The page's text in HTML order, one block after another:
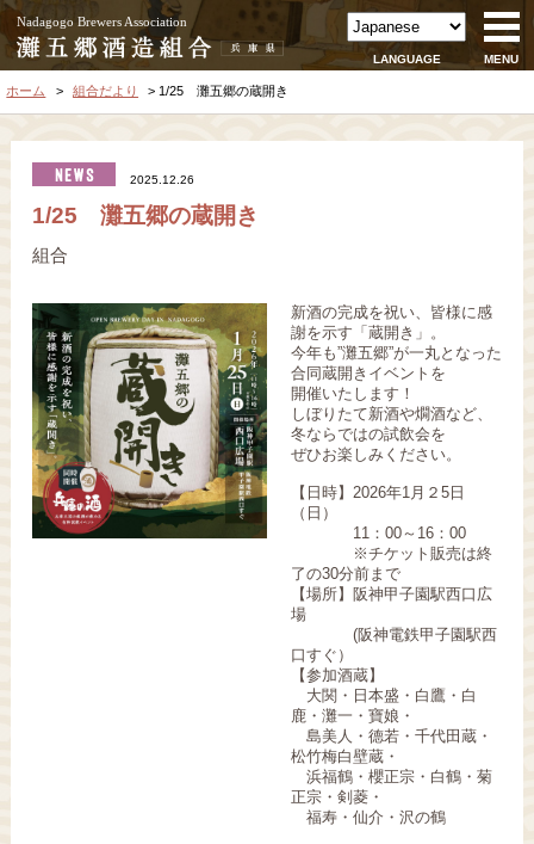
Nadagogo Brewers Association
LANGUAGE MENU
ホーム 組合だより 1/25 灘五郷の蔵開き
2025.12.26
1/25 灘五郷の蔵開き
組合
新酒の完成を祝い、皆様に感
謝を示す「蔵開き」。
今年も”灘五郷”が一丸となった
合同蔵開きイベントを
開催いたします！
しぼりたて新酒や燗酒など、
冬ならではの試飲会を
ぜひお楽しみください。
【日時】2026年1月２5日
（日）
11：00～16：00
※チケット販売は終
了の30分前まで
【場所】阪神甲子園駅西口広
場
(阪神電鉄甲子園駅西
口すぐ）
【参加酒蔵】
大関・日本盛・白鷹・白
鹿・灘一・寶娘・
島美人・德若・千代田蔵・
松竹梅白壁蔵・
浜福鶴・櫻正宗・白鶴・菊
正宗・剣菱・
福寿・仙介・沢の鶴